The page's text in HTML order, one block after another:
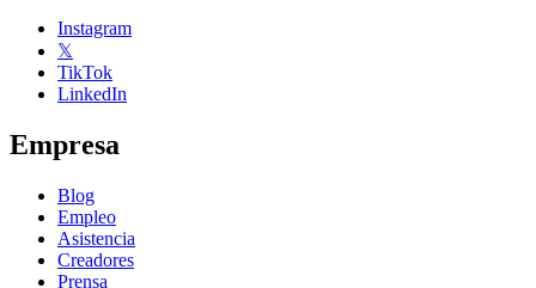
Instagram
𝕏
TikTok
LinkedIn
Empresa
Blog
Empleo
Asistencia
Creadores
Prensa